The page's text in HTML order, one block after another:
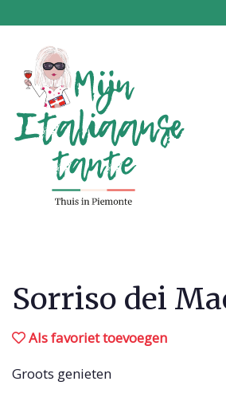
Sorriso dei
Als favoriet toevoegen
Groots genieten